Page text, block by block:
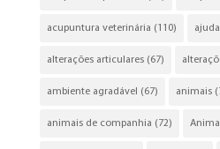
acupuntura veterinária (110)
alterações articulares(67)
ambiente agradável (67) animais
animais de companhia (72)